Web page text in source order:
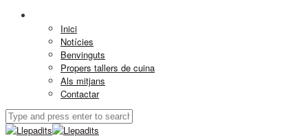
Inici
Notícies
Benvinguts
Propers tallers de cuina
Als mitjans
Contactar